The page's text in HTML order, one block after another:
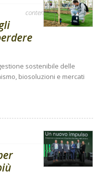
contenuto sponsorizzato
sostenibile delle
biosoluzioni e mercati